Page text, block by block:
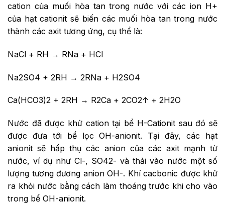
cation của muối hòa tan trong nước với các ion H+
của hạt cationit sẽ biến các muối hòa tan trong nước
thành các axit tương ứng, cụ thể là:
NaCl + RH → RNa + HCl
Na2SO4 + 2RH → 2RNa + H2SO4
Ca(HCO3)2 + 2RH → R2Ca + 2CO2↑­ + 2H2O
Nước đã được khử cation tại bể H-Cationit sau đó sẽ
được đưa tới bể lọc OH-anionit. Tại đây, các hạt
anionit sẽ hấp thụ các anion của các axit mạnh từ
nước, ví dụ như Cl-, SO42- và thải vào nước một số
lượng tương đương anion OH-. Khí cacbonic được khử
ra khỏi nước bằng cách làm thoáng trước khi cho vào
trong bể OH-anionit.